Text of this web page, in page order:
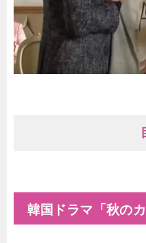
韓国ドラマ「秋の